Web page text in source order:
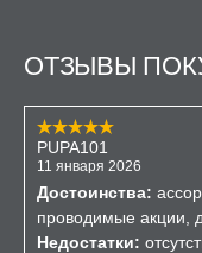
ОТЗЫВЫ
PUPA101
11 января 2026
Достоинства:
проводимые акции,
Недостатки: